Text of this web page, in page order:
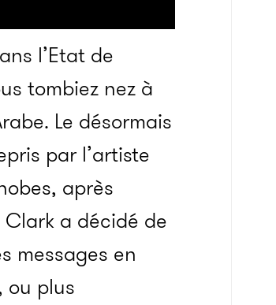
l’Etat de
tombiez nez à
Le désormais
par l’artiste
après
a décidé de
messages en
ou plus